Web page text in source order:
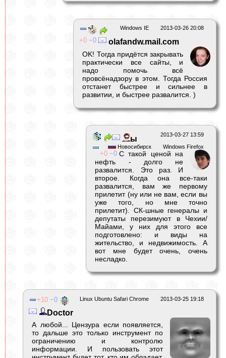
2013-03-26 20:08
Windows IE
0 0 olafandw.mail.com
OK! Тогда придётся закрывать
практически все сайты, и
надо помочь всё
провсёнадзору в этом. Тогда Россия
отстанет быстрее и сильнее в
развитии, и быстрее развалится. )
2013-03-27 13:59
Windows Firefox
Новосибирск
0 0
ы
С такой ценой на
нефть - долго не
развалится. Это раз. И
второе. Когда она все-таки
развалится, вам же первому
прилетит (ну или не вам, если вы
уже того, но мне точно
прилетит). СК-шные генералы и
депутаты перезимуют в Чехии/
Майами, у них для этого все
подготовлено: и виды на
жительство, и недвижимость. А
вот мне будет очень, очень
несладко.
2013-03-25 19:18
Linux Ubuntu Safari Chrome
10 0
Doctor
А любой... Цензура если появляется,
то дальше это только инструмент по
ограничению и контролю
информации. И пользовать этот